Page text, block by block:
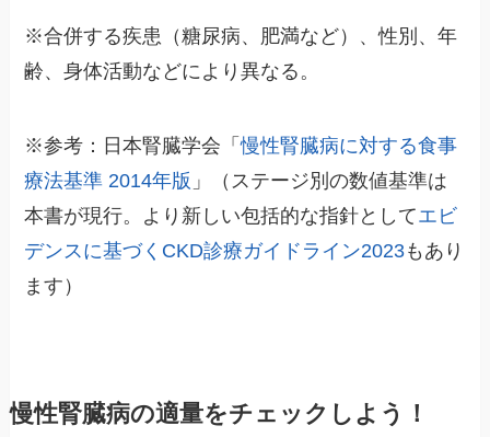
※合併する疾患（糖尿病、肥満など）、性別、年
齢、身体活動などにより異なる。
※参考：日本腎臓学会「慢性腎臓病に対する食事
療法基準 2014年版 」（ステージ別の数値基準は
本書が現行。より新しい包括的な指針としてエビ
デンスに基づくCKD診療ガイドライン2023もあり
ます）
慢性腎臓病の適量をチェック しよう！